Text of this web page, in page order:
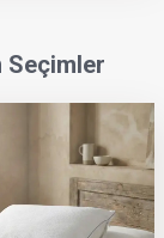
Seçimler